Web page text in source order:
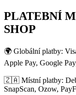
PLATEBNÍ
SHOP
🌍 Globální platby:
Apple Pay, Google
🇿🇦 Místní platby:
SnapScan, Ozow,